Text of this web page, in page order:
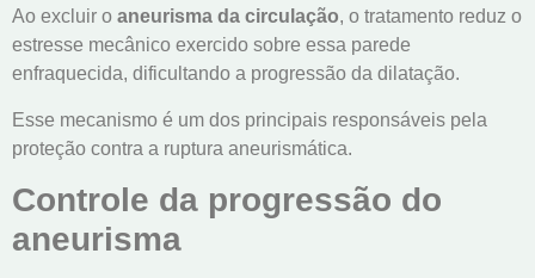
Ao excluir o aneurisma da circulação, o tratamento reduz o
estresse mecânico exercido sobre essa parede
enfraquecida, dificultando a progressão da dilatação.
Esse mecanismo é um dos principais responsáveis pela
proteção contra a ruptura aneurismática.
Controle da progressão do
aneurisma